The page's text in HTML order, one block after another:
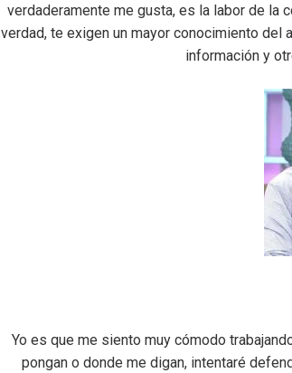
verdaderamente me gusta, es la labor de la
verdad, te exigen un mayor conocimiento
información y
Yo es que me siento muy cómodo
pongan o donde me digan, intentaré